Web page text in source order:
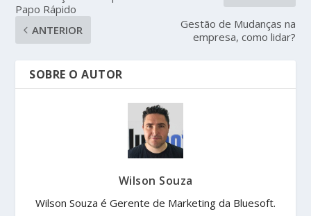
Papo Rápido
ANTERIOR
Gestão de Mudanças na
empresa, como lidar?
SOBRE O AUTOR
Wilson Souza
Wilson Souza é Gerente de Marketing da Bluesoft.